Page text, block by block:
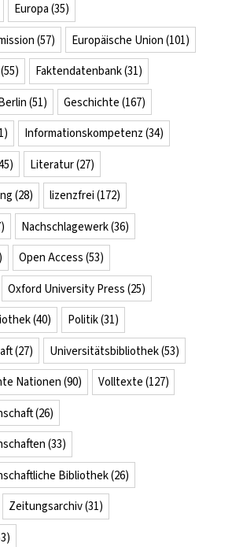
Europa (35)
(57) Europäische Union (101)
(55) Faktendatenbank(31)
(51) Geschichte (167)
Informationskompetenz (34)
Literatur(27)
(28) lizenzfrei (172)
Nachschlagewerk(36)
Open Access (53)
Oxford University Press (25)
(40) Politik(31)
(27) Universitätsbibliothek(53)
Nationen (90) Volltexte (127)
(26)
(33)
Bibliothek(26)
Zeitungsarchiv(31)